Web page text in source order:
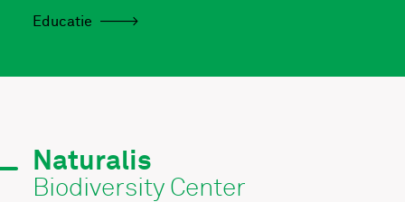
Educatie
Naturalis
Biodiversity Center